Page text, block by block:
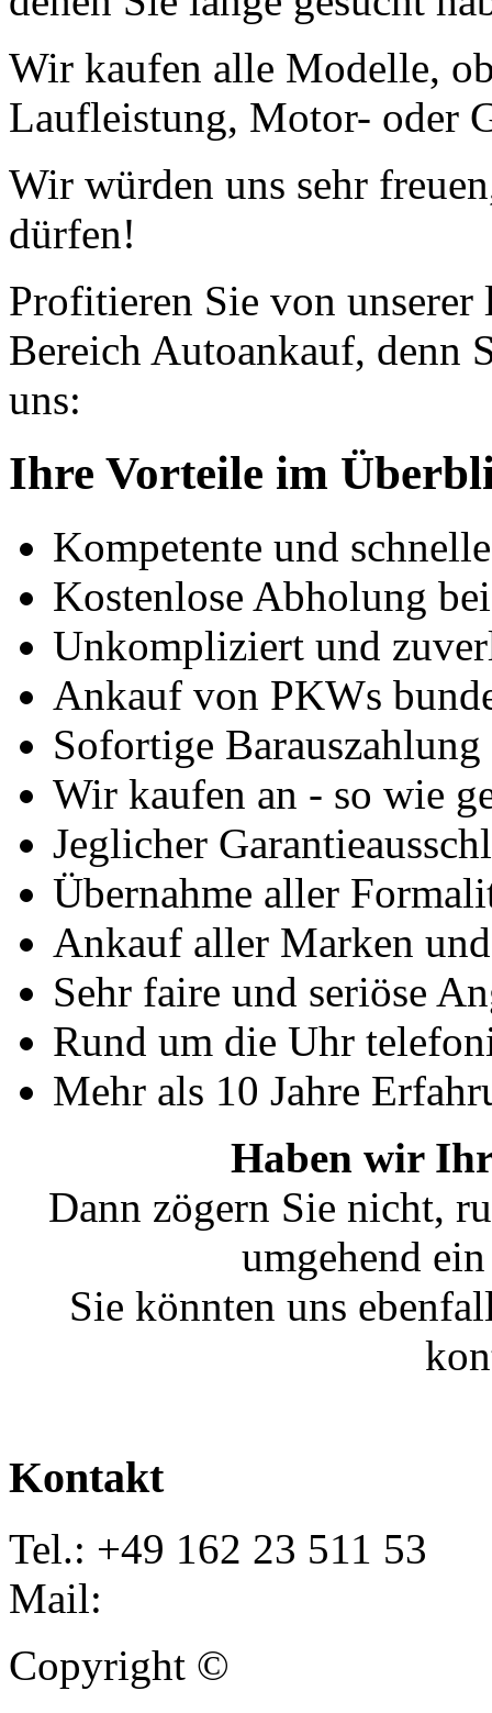
Wir kaufen alle Modelle,
Laufleistung, Motor- oder
Wir würden uns sehr
dürfen!
Profitieren Sie von
Bereich Autoankauf, denn
uns:
Ihre Vorteile im
Kompetente und
Kostenlose Abholung
Unkompliziert und
Ankauf von PKWs
Sofortige
Wir kaufen an - so wie
Jeglicher
Übernahme aller
Ankauf aller Marken
Sehr faire und seriöse
Rund um die Uhr
Mehr als 10 Jahre
Haben wir Ihr
Dann zögern Sie nicht,
umgehend
Sie könnten uns
Kontakt
Tel.: +49 162 23 511 53
Mail:
Copyright ©